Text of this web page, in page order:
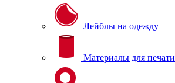
Лейблы на одежду
Материалы для печати